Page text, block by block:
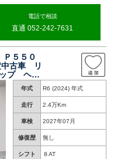
電話で相談
直通 052-242-7631
５５０
中古車 リ
プ ヘッ
ッサージ
デジタ
ントラ
年式 R6 (2024) 年式
走行 2.4万Km
車検 2027年07月
修復歴 無し
シフト ８AT